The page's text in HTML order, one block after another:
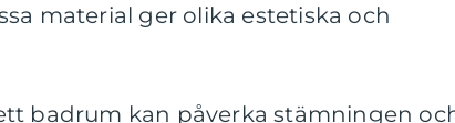
material ger olika estetiska och
badrum kan påverka stämningen